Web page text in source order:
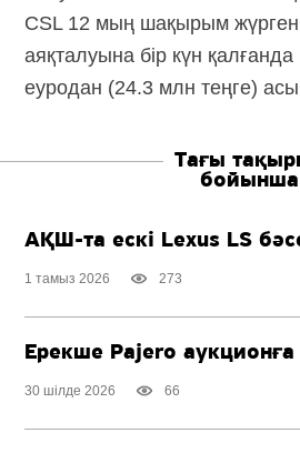
CSL 12 мың шақырым жүрген
аяқталуына бір күн
еуродан (24.3 млн теңге)
Тағы
бойынша
АҚШ-та ескі Lexus LS
1 тамыз 2026 273
Ерекше Pajero
30 шілде 2026 66